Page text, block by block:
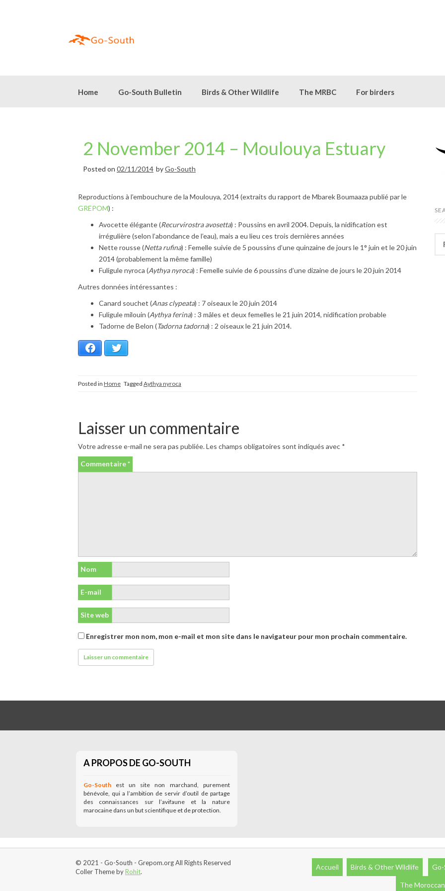
Home Go-South Bulletin Birds & Other Wildlife The MRBC For birders
2 November 2014 – Moulouya Estuary
Posted on 02/11/2014 byGo-South
Reproductions à l’embouchure de la Moulouya, 2014 (extraits du rapport de Mbarek Boumaaza publié par le
GREPOM) :
Avocette élégante (Recurvirostra avosetta) : Poussins en avril 2004. Depuis, la nidification est
irrégulière (selon l’abondance de l’eau), mais a eu lieu ces trois dernières années
Nette rousse (Netta rufina) : Femelle suivie de 5 poussins d’une quinzaine de jours le 1° juin et le 20 juin
2014 (probablement la même famille)
Fuligule nyroca (Aythya nyroca) : Femelle suivie de 6 poussins d’une dizaine de jours le 20 juin 2014
Autres données intéressantes :
Canard souchet (Anas clypeata) : 7 oiseaux le 20 juin 2014
Fuligule milouin (Aythya ferina) : 3 mâles et deux femelles le 21 juin 2014, nidification probable
Tadorne de Belon (Tadorna tadorna) : 2 oiseaux le 21 juin 2014.
Facebook
Posted in Home Tagged Aythya nyroca
Laisser un commentaire
Votre adresse e-mail ne sera pas publiée.Les champs obligatoires sont indiqués avec *
Commentaire*
Nom
E-mail
Site web
Enregistrer mon nom, mon e-mail et mon site dans le navigateur pour mon prochain commentaire.
A PROPOS DE GO-SOUTH
Go-South est un site non marchand, purement
bénévole, qui a l’ambition de servir d’outil de partage
des connaissances sur l’avifaune et la nature
marocaine dans un but scientifique et de protection.
© 2021 - Go-South - Grepom.org All Rights Reserved
Coller Theme byRohit.
Accueil Birds & Other Wildlife
The